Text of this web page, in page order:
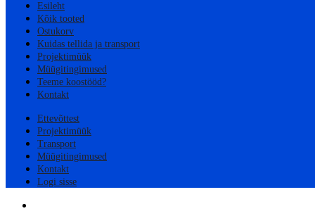
Esileht
Kõik tooted
Ostukorv
Kuidas tellida ja transport
Projektimüük
Müügitingimused
Teeme koostööd?
Kontakt
Ettevõttest
Projektimüük
Transport
Müügitingimused
Kontakt
Logi sisse